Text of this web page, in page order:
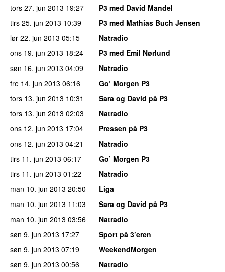
tors 27. jun 2013 19:27
P3 med David Mandel
tirs 25. jun 2013 10:39
P3 med Mathias Buch Jensen
lør 22. jun 2013 05:15
Natradio
ons 19. jun 2013 18:24
P3 med Emil Nørlund
søn 16. jun 2013 04:09
Natradio
fre 14. jun 2013 06:16
Go’ Morgen P3
tors 13. jun 2013 10:31
Sara og David på P3
tors 13. jun 2013 02:03
Natradio
ons 12. jun 2013 17:04
Pressen på P3
ons 12. jun 2013 04:21
Natradio
tirs 11. jun 2013 06:17
Go’ Morgen P3
tirs 11. jun 2013 01:22
Natradio
man 10. jun 2013 20:50
Liga
man 10. jun 2013 11:03
Sara og David på P3
man 10. jun 2013 03:56
Natradio
søn 9. jun 2013 17:27
Sport på 3’eren
søn 9. jun 2013 07:19
WeekendMorgen
søn 9. jun 2013 00:56
Natradio